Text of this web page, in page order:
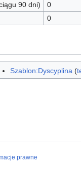
90 dni)
0
0
Szablon:Dyscyplina (
prawne